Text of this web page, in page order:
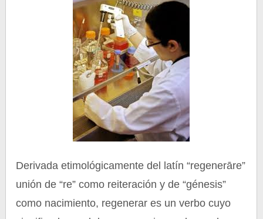
Derivada etimológicamente del latín “regenerāre”
unión de “re” como reiteración y de “génesis”
como nacimiento, regenerar es un verbo cuyo